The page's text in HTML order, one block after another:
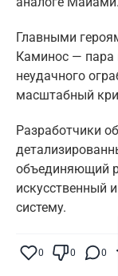
Главными
Каминос — пара
неудачного
масштабный
Разработчики
объединяющий
искусственный
систему.
0 0 0